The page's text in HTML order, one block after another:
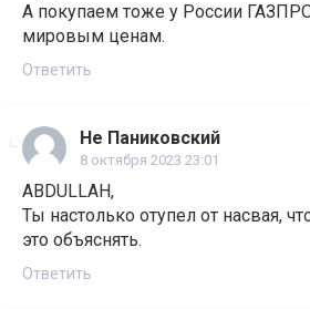
А покупаем тоже у России
мировым ценам.
Ответить
Не Паниковский
8 октября 2023 23:01
ABDULLAH,
Ты настолько отупел от насвая,
это объяснять.
Ответить